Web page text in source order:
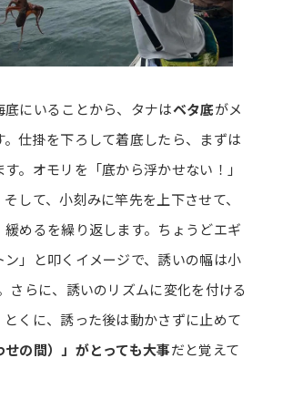
にいることから、タナはベタ底がメ
。仕掛を下ろして着底したら、まずは
。オモリを「底から浮かせない！」
して、小刻みに竿先を上下させて、
緩めるを繰り返します。ちょうどエギ
ン」と叩くイメージで、誘いの幅は小
さらに、誘いのリズムに変化を付ける
とくに、誘った後は動かさずに止めて
せの間）」がとっても大事だと覚えて